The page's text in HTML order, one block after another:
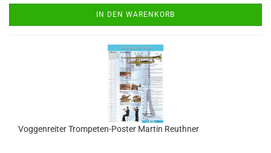
IN DEN WARENKORB
Voggenreiter Trompeten-Poster Martin Reuthner